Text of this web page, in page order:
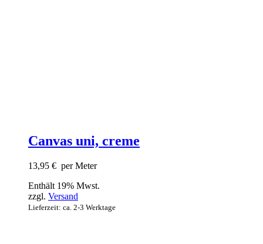
Canvas uni, creme
13,95 € per Meter
Enthält 19% Mwst.
zzgl. Versand
Lieferzeit: ca. 2-3 Werktage